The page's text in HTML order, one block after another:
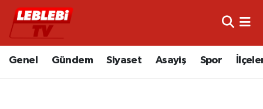
Genel Gündem Siyaset Asayiş Spor
Hava Durumu